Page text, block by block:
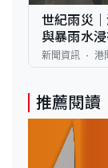
世紀雨災
與暴雨水
新聞資訊 港
推薦閱讀